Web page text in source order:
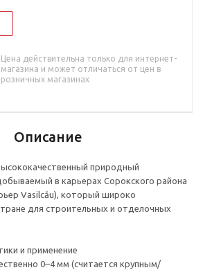
Цена действительна только для интернет-
магазина и может отличаться от цен в
розничных магазинах
Описание
природный
в карьерах Сорокского района
Vasilcău), который широко
для строительных и отделочных
и применение
0–4 мм (считается крупным/